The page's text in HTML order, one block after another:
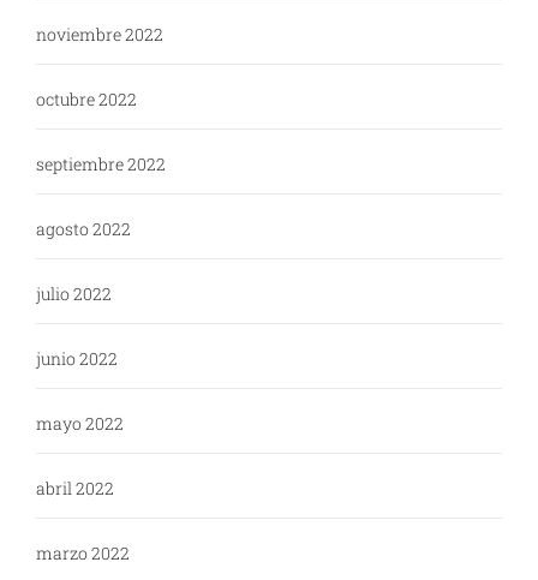
noviembre 2022
octubre 2022
septiembre 2022
agosto 2022
julio 2022
junio 2022
mayo 2022
abril 2022
marzo 2022